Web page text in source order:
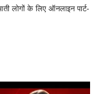
लोगों के लिए ऑनलाइन पार्ट-